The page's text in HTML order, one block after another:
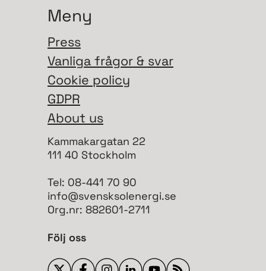
Meny
Press
Vanliga frågor & svar
Cookie policy
GDPR
About us
Kammakargatan 22
111 40 Stockholm
Tel: 08-441 70 90
info@svensksolenergi.se
Org.nr: 882601-2711
Följ oss